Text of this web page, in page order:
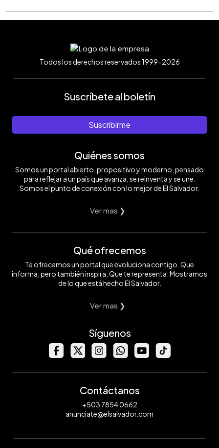
Todos los derechos reservados 1999-2026
Suscríbete al boletín
Suscribirme
Quiénes somos
Somos un portal abierto, propositivo y moderno, pensado
para reflejar a un país que avanza, se reinventa y se une.
Somos el punto de conexión con lo mejor de El Salvador.
Ver mas ❯
Qué ofrecemos
Te ofrecemos un portal que evoluciona contigo. Que
informa, pero también inspira. Que te representa. Mostramos
de lo que está hecho El Salvador.
Ver mas ❯
Síguenos
Contáctanos
+503 7854 0662
anunciate@elsalvador.com